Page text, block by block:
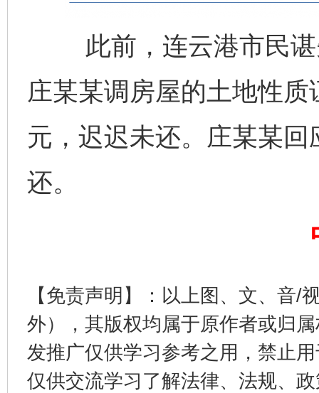
此前，连云港市民谌
庄某某调房屋的土地性
元，迟迟未还。庄某某
还。
【免责声明】：以上图、文、音/
外），其版权均属于原作者或归
发推广仅供学习参考之用，禁止
仅供交流学习了解法律、法规、